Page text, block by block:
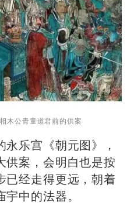
木公青童道君前的供案
乐宫《朝元图》，
供案，会明白也是按
已经走得更远，朝着
中的法器。